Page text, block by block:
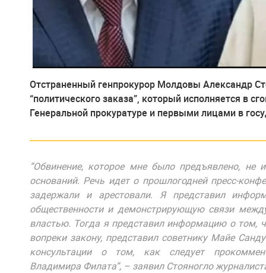
Отстраненный генпрокурор Молдовы Александр
“политического заказа”, который исполняется в
Генеральной прокуратуре и первыми лицами в
“Обвинение, которое мне было предъявлено, не
оснований. Речь идет о прошлогодней пресс-
задержали и арестовали. Я представил
общественности и демонстрирующую связи
властью. Тогда я представил информацию о том,
вопреки закону, представил советнику Майе
консультации о том, как следует
Владимира Филата”, – заявил Стояногло